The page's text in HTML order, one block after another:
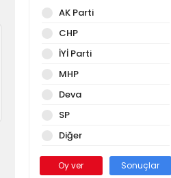
AK Parti
CHP
İYİ Parti
MHP
Deva
SP
Diğer
Oy ver Sonuçlar